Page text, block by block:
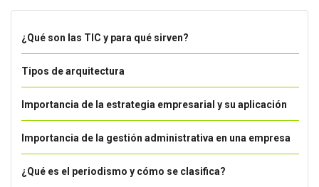
¿Qué son las TIC y para qué sirven?
Tipos de arquitectura
Importancia de la estrategia empresarial y su aplicación
Importancia de la gestión administrativa en una empresa
¿Qué es el periodismo y cómo se clasifica?